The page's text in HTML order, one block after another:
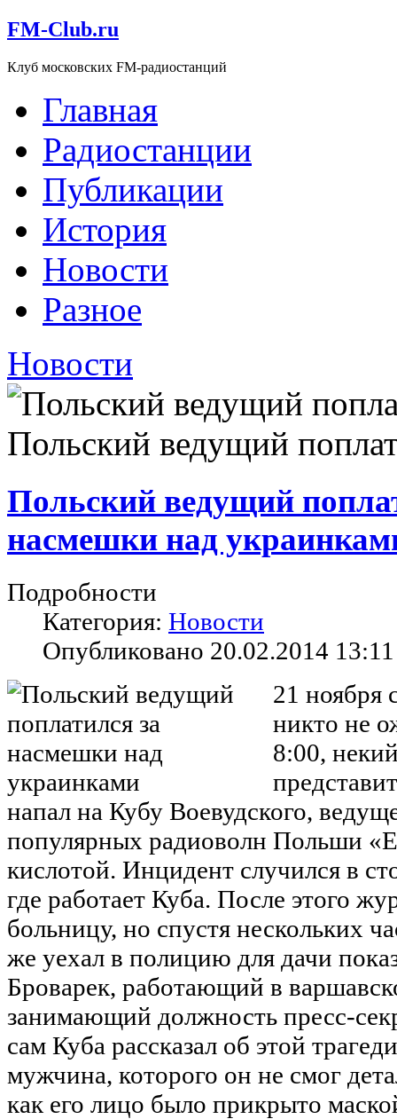
FM-Club.ru
Клуб московских FM-радиостанций
Главная
Радиостанции
Публикации
История
Новости
Разное
Новости
Польский ведущий
Польский ведущий
насмешки над
Подробности
Категория: Новости
Опубликовано 20.02.2014 13:11
21 ноября
никто не
8:00,
напал на Кубу Воевудского,
популярных радиоволн Польши
кислотой. Инцидент случился в
где работает Куба. После этого
больницу, но спустя нескольких
же уехал в полицию для дачи
Броварек, работающий в
занимающий должность пресс-
сам Куба рассказал об этой
мужчина, которого он не смог
как его лицо было прикрыто